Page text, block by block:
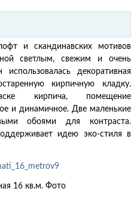
и скандинавских мотивов
светлым, свежим и очень
декоративная
кирпичную кладку.
кирпича, помещение
и динамичное. Две маленькие
обоями для контраста.
идею эко-стиля в
16 кв.м. Фото